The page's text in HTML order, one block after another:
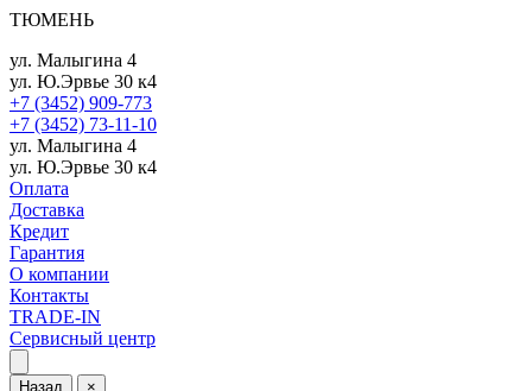
ТЮМЕНЬ
ул. Малыгина 4
ул. Ю.Эрвье 30 к4
+7 (3452) 909-773
+7 (3452) 73-11-10
ул. Малыгина 4
ул. Ю.Эрвье 30 к4
Оплата
Доставка
Кредит
Гарантия
О компании
Контакты
TRADE-IN
Сервисный центр
Назад ×